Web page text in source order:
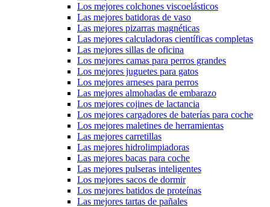
Los mejores colchones viscoelásticos
Las mejores batidoras de vaso
Las mejores pizarras magnéticas
Las mejores calculadoras científicas completas
Las mejores sillas de oficina
Los mejores camas para perros grandes
Los mejores juguetes para gatos
Los mejores arneses para perros
Las mejores almohadas de embarazo
Los mejores cojines de lactancia
Los mejores cargadores de baterías para coche
Los mejores maletines de herramientas
Las mejores carretillas
Las mejores hidrolimpiadoras
Las mejores bacas para coche
Las mejores pulseras inteligentes
Los mejores sacos de dormir
Los mejores batidos de proteínas
Las mejores tartas de pañales